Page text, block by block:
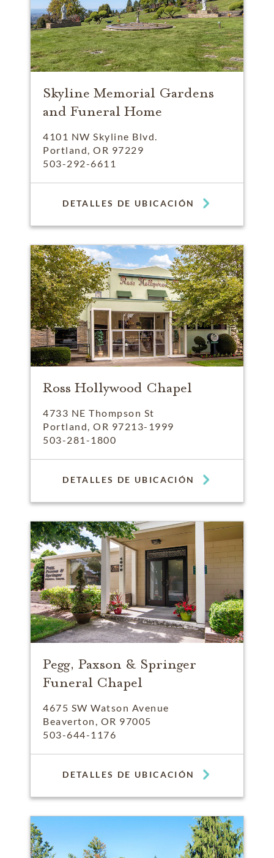
Skyline Memorial Gardens
and Funeral Home
4101 NW Skyline Blvd.
Portland, OR 97229
503-292-6611
DETALLES DE UBICACIÓN
Ross Hollywood Chapel
4733 NE Thompson St
Portland, OR 97213-1999
503-281-1800
DETALLES DE UBICACIÓN
Pegg, Paxson & Springer
Funeral Chapel
4675 SW Watson Avenue
Beaverton, OR 97005
503-644-1176
DETALLES DE UBICACIÓN